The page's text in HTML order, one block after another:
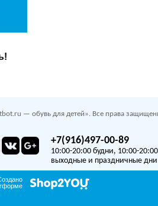
— обувь для детей». Все права
+7(916)497-00-89
10:00-20:00 будни, 10:00-20:00
выходные и праздничные дни